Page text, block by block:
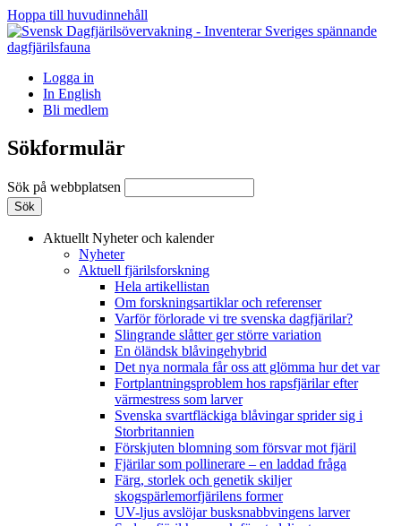
Hoppa till huvudinnehåll
Logga in
In English
Bli medlem
Sökformulär
Sök på webbplatsen
Aktuellt Nyheter och kalender
Nyheter
Aktuell fjärilsforskning
Hela artikellistan
Om forskningsartiklar och referenser
Varför förlorade vi tre svenska dagfjärilar?
Slingrande slåtter ger större variation
En öländsk blåvingehybrid
Det nya normala får oss att glömma hur det var
Fortplantningsproblem hos rapsfjärilar efter
värmestress som larver
Svenska svartfläckiga blåvingar sprider sig i
Storbritannien
Förskjuten blomning som försvar mot fjäril
Fjärilar som pollinerare – en laddad fråga
Färg, storlek och genetik skiljer
skogspärlemorfjärilens former
UV-ljus avslöjar busksnabbvingens larver